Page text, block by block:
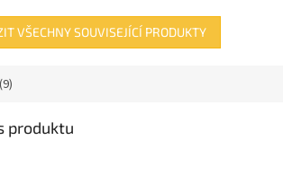
VŠECHNY SOUVISEJÍCÍ PRODUKTY
produktu